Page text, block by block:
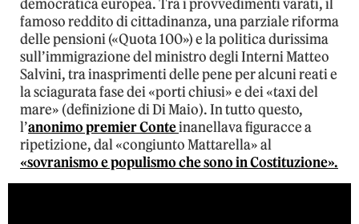
democratica europea. Tra i provvedimenti varati, il
famoso reddito di cittadinanza, una parziale riforma
delle pensioni («Quota 100») e la politica durissima
sull’immigrazione del ministro degli Interni Matteo
Salvini, tra inasprimenti delle pene per alcuni reati e
la sciagurata fase dei «porti chiusi» e dei «taxi del
mare» (definizione di Di Maio). In tutto questo,
l’anonimo premier Conteinanellava figuracce a
ripetizione, dal «congiunto Mattarella» al
«sovranismo e populismo che sono in Costituzione».